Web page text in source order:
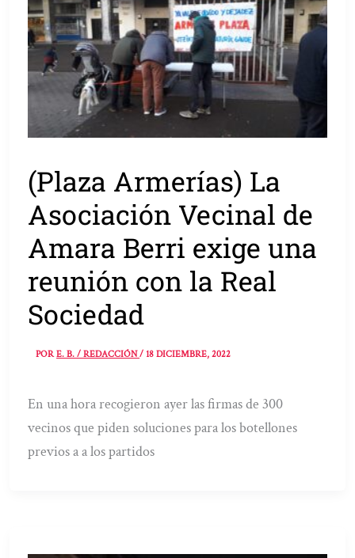
(Plaza Armerías) La
Asociación Vecinal de
Amara Berri exige una
reunión con la Real
Sociedad
PORE. B. / REDACCIÓN/18 DICIEMBRE, 2022
En una hora recogieron ayer las firmas de 300
vecinos que piden soluciones para los botellones
previos a a los partidos